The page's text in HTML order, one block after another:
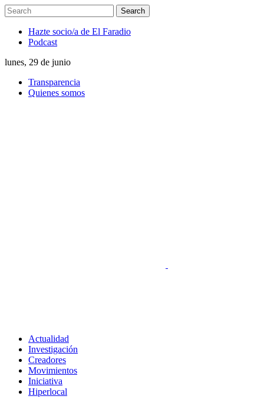
Hazte socio/a de El Faradio
Podcast
lunes, 29 de junio
Transparencia
Quienes somos
Actualidad
Investigación
Creadores
Movimientos
Iniciativa
Hiperlocal